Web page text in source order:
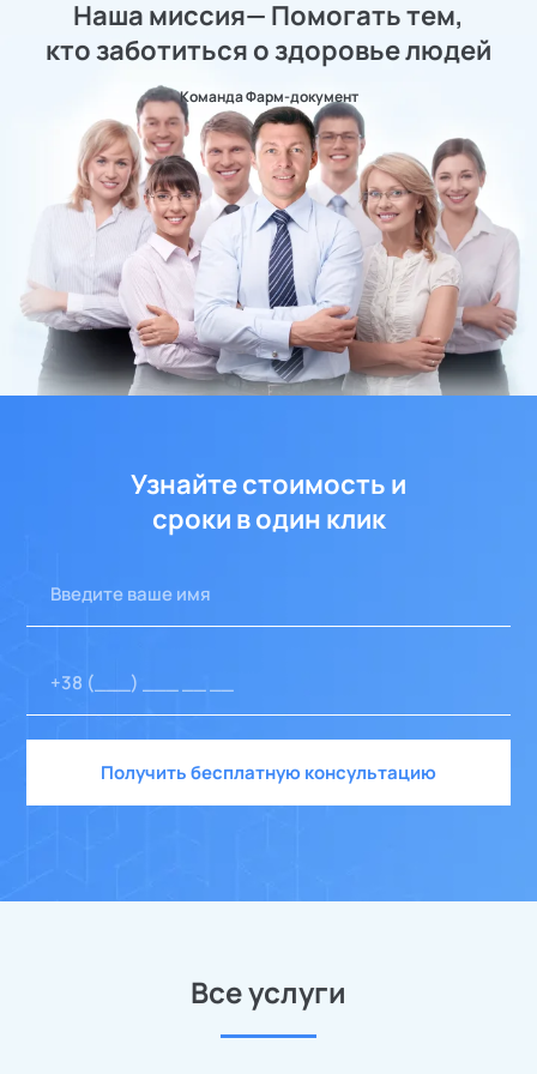
Наша миссия— Помогать тем,
кто заботиться о здоровье людей
Команда Фарм-документ
Узнайте стоимость и
сроки в один клик
Получить бесплатную консультацию
Все услуги